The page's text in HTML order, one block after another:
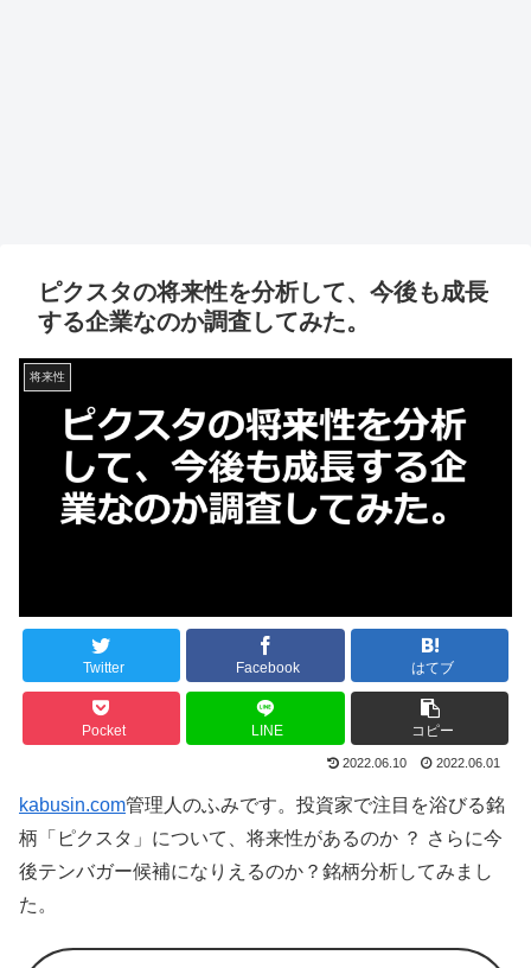
ピクスタの将来性を分析して、今後も成長
する企業なのか調査してみた。
将来性
Twitter Facebook はてブ
Pocket LINE コピー
2022.06.10 2022.06.01
kabusin.com管理人のふみです。投資家で注目を浴びる銘
柄「ピクスタ」について、将来性があるのか ？ さらに今
後テンバガー候補になりえるのか？銘柄分析してみまし
た。